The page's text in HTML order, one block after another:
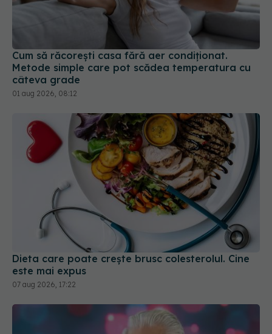
Cum să răcorești casa fără aer condiționat.
Metode simple care pot scădea temperatura cu
câteva grade
01 aug 2026, 08:12
Dieta care poate crește brusc colesterolul. Cine
este mai expus
07 aug 2026, 17:22